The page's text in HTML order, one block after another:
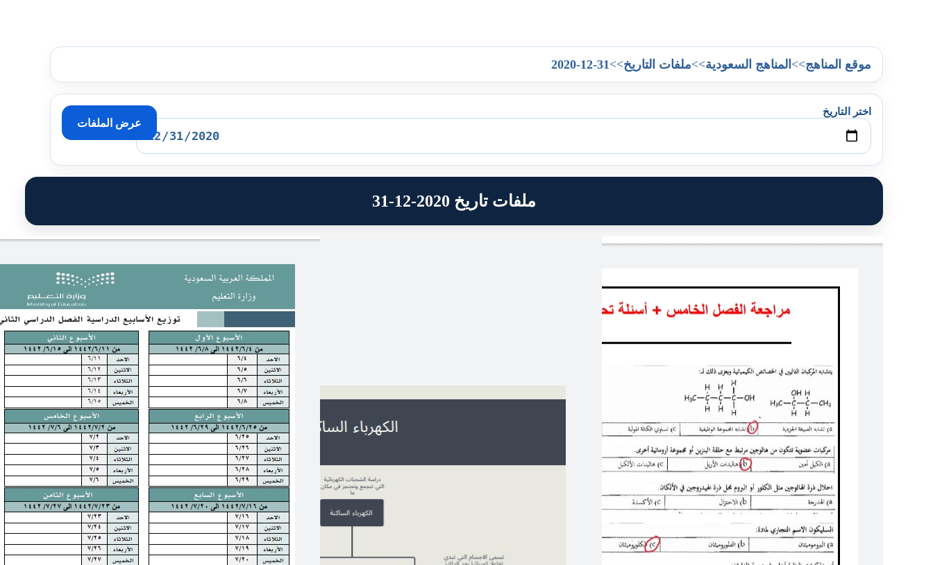
موقع المناهج>> المناهج السعودية>>ملفات التاريخ>>
2020-12-31
اختر التاريخ
عرض الملفات
ملفات تاريخ 2020-12-31